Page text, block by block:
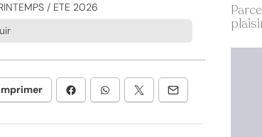
/ ETE 2026